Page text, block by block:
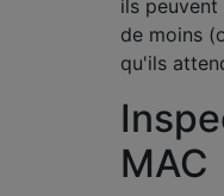
ils
de moins
qu'ils
MAC